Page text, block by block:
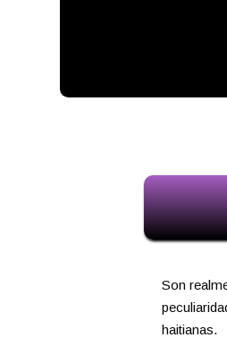
Son
haitianas.